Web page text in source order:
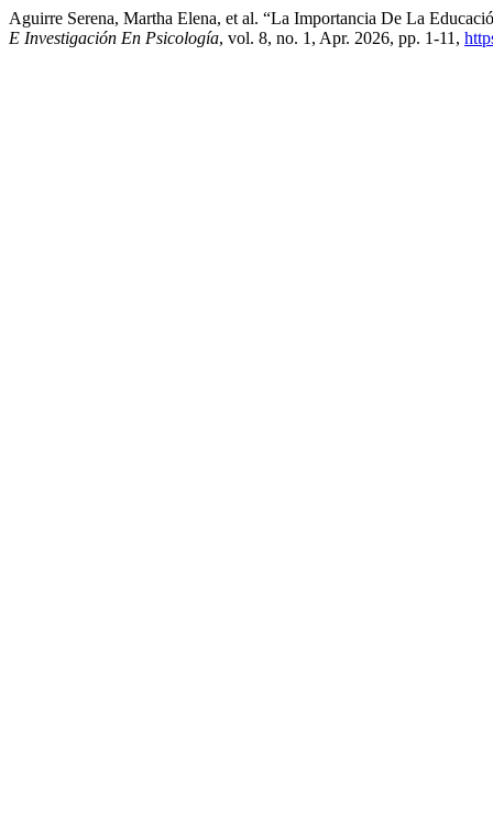
Aguirre Serena, Martha Elena, et al. “La Importancia De La
E Investigación En Psicología, vol. 8, no. 1, Apr. 2026, pp. 1-11,